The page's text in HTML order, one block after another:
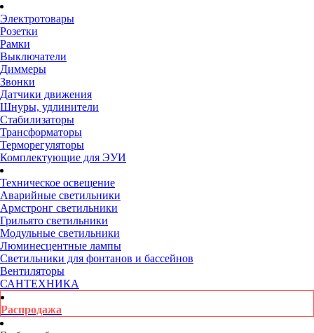
Электротовары
Розетки
Рамки
Выключатели
Диммеры
Звонки
Датчики движения
Шнуры, удлинители
Стабилизаторы
Трансформаторы
Терморегуляторы
Комплектующие для ЭУИ
Техническое освещение
Аварийные светильники
Армстронг светильники
Грильято светильники
Модульные светильники
Люминесцентные лампы
Светильники для фонтанов и бассейнов
Вентиляторы
САНТЕХНИКА
Распродажа